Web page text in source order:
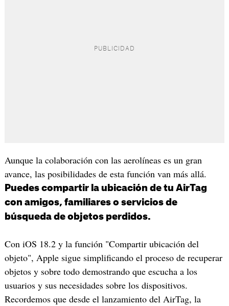
Aunque la colaboración con las aerolíneas es un gran
avance, las posibilidades de esta función van más allá.
Puedes compartir la ubicación de tu AirTag
con amigos, familiares o servicios de
búsqueda de objetos perdidos.
Con iOS 18.2 y la función "Compartir ubicación del
objeto", Apple sigue simplificando el proceso de recuperar
objetos y sobre todo demostrando que escucha a los
usuarios y sus necesidades sobre los dispositivos.
Recordemos que desde el lanzamiento del AirTag, la